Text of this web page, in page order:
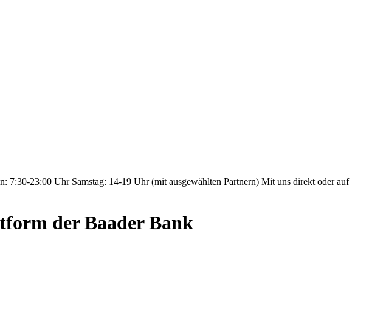
7:30-23:00 Uhr Samstag: 14-19 Uhr (mit ausgewählten Partnern) Mit uns direkt oder auf
der Baader Bank